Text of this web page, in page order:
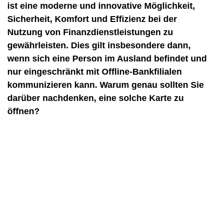
ist eine moderne und innovative Möglichkeit,
Sicherheit, Komfort und Effizienz bei der
Nutzung von Finanzdienstleistungen zu
gewährleisten. Dies gilt insbesondere dann,
wenn sich eine Person im Ausland befindet und
nur eingeschränkt mit Offline-Bankfilialen
kommunizieren kann. Warum genau sollten Sie
darüber nachdenken, eine solche Karte zu
öffnen?